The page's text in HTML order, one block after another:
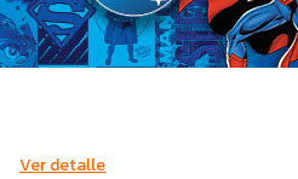
Ver detalle